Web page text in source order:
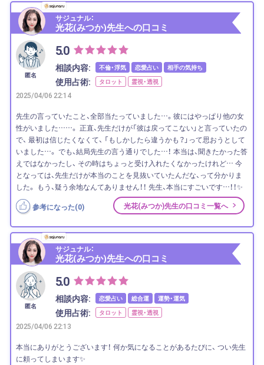
サジュナル：
光花(みつか)先生への口コミ
匿名
5.0
相談内容: 不倫・浮気 恋愛占い 相手の気持ち
使用占術: タロット 霊視・透視
2025/04/06 22:14
先生の言っていたこと、全部当たっていました…。彼にはやっぱり他の女
性がいました……。 正直、先生だけが「彼は戻ってこない」と言っていたの
で、 最初は信じたくなくて、 「もしかしたら違うかも？」って思おうとして
いました…。 でも、結局先生の言う通りでした…！ 本当は、聞きたかった答
えではなかったし、 その時はちょっと受け入れたくなかったけれど… 今
となっては、先生だけが本当のことを見抜いていたんだな、って分かりま
した。 もう、疑う余地なんてありません！！ 先生、本当にすごいです…！！✨
参考になった(0) 光花(みつか)先生の口コミ一覧へ
サジュナル：
光花(みつか)先生への口コミ
匿名
5.0
相談内容: 恋愛占い 総合運 運勢・運気
使用占術: タロット 霊視・透視
2025/04/06 22:13
本当にありがとうございます！ 何か気になることがあるたびに、 つい先生
に頼ってしまいます✨